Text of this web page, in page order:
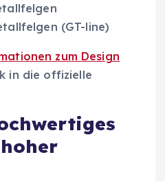
(GT-line)
zum Design
in die offizielle